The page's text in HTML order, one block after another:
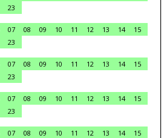
23
07 08 09 10 11 12 13 14
15
23
07 08 09 10 11 12 13 14
15
23
07 08 09 10 11 12 13 14
15
23
07 08 09 10 11 12 13 14
15